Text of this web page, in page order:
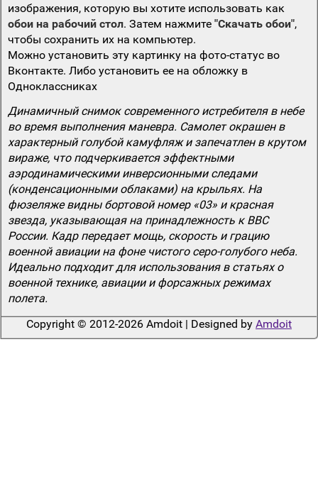
изображения, которую вы хотите использовать как
обои на рабочий стол. Затем нажмите "Скачать обои",
чтобы сохранить их на компьютер.
Можно установить эту картинку на фото-статус во
Вконтакте. Либо установить ее на обложку в
Одноклассниках
Динамичный снимок современного истребителя в небе
во время выполнения маневра. Самолет окрашен в
характерный голубой камуфляж и запечатлен в крутом
вираже, что подчеркивается эффектными
аэродинамическими инверсионными следами
(конденсационными облаками) на крыльях. На
фюзеляже видны бортовой номер «03» и красная
звезда, указывающая на принадлежность к ВВС
России. Кадр передает мощь, скорость и грацию
военной авиации на фоне чистого серо-голубого неба.
Идеально подходит для использования в статьях о
военной технике, авиации и форсажных режимах
полета.
Copyright © 2012-2026 Amdoit | Designed by Amdoit